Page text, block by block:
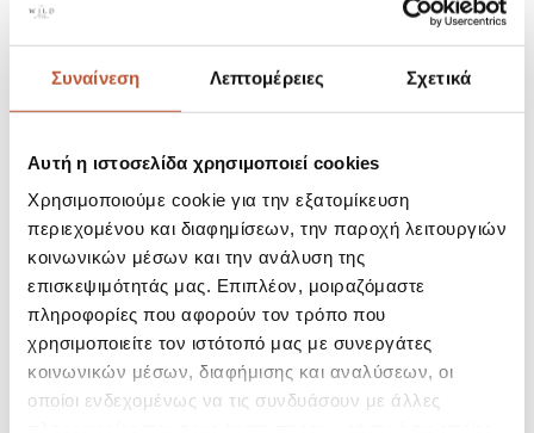
Συναίνεση Λεπτομέρειες Σχετικά
Αυτή η ιστοσελίδα χρησιμοποιεί cookies
Χρησιμοποιούμε cookie για την εξατομίκευση
περιεχομένου και διαφημίσεων, την παροχή λειτουργιών
κοινωνικών μέσων και την ανάλυση της
επισκεψιμότητάς μας. Επιπλέον, μοιραζόμαστε
πληροφορίες που αφορούν τον τρόπο που
χρησιμοποιείτε τον ιστότοπό μας με συνεργάτες
κοινωνικών μέσων, διαφήμισης και αναλύσεων, οι
οποίοι ενδεχομένως να τις συνδυάσουν με άλλες
Recent Posts
Hello world!
Recent Comments